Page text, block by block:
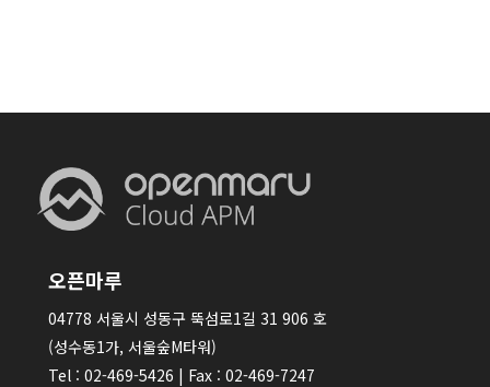
오픈마루
04778 서울시 성동구 뚝섬로1길 31 906 호
(성수동1가, 서울숲M타워)
Tel : 02-469-5426 | Fax : 02-469-7247